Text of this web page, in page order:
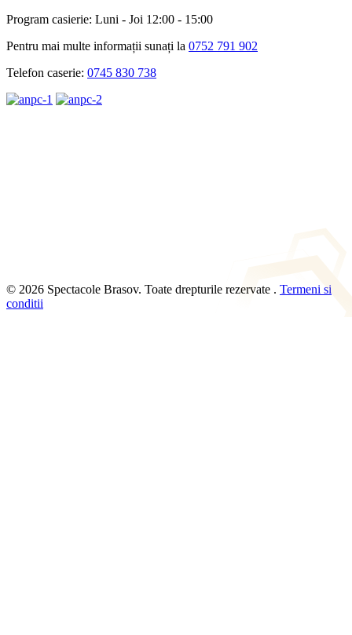
Program casierie: Luni - Joi 12:00 - 15:00
Pentru mai multe informații sunați la 0752 791 902
Telefon caserie: 0745 830 738
© 2026 Spectacole Brasov. Toate drepturile rezervate . Termeni si
conditii